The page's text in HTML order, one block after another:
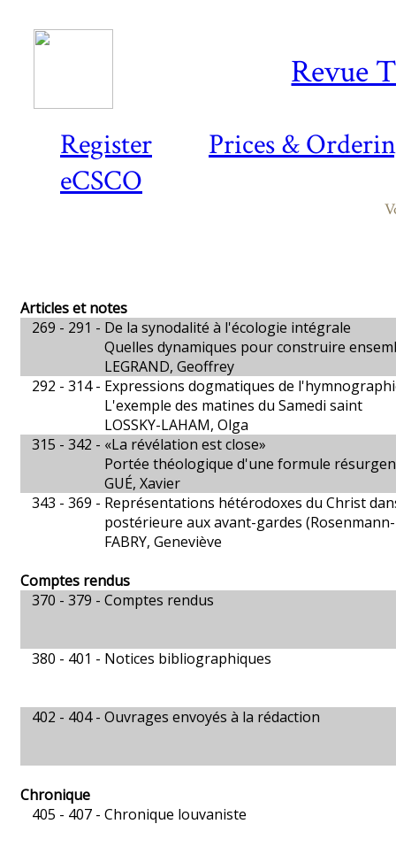
Register
Prices &
eCSCO
Revue
Articles et notes
269 - 291 - De la synodalité à l'écologie intégrale
Quelles dynamiques pour construire
LEGRAND, Geoffrey
292 - 314 - Expressions dogmatiques de
L'exemple des matines du Samedi saint
LOSSKY-LAHAM, Olga
315 - 342 - «La révélation est close»
Portée théologique d'une formule
GUÉ, Xavier
343 - 369 - Représentations hétérodoxes du Christ
postérieure aux avant-gardes
FABRY, Geneviève
Comptes rendus
370 - 379 - Comptes rendus
380 - 401 - Notices bibliographiques
402 - 404 - Ouvrages envoyés à la rédaction
Chronique
405 - 407 - Chronique louvaniste